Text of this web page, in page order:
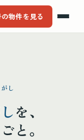
物件を見る
し
を、
と。